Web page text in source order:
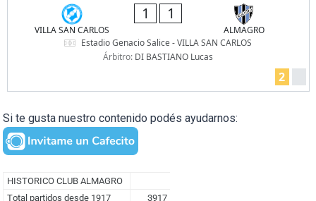
VILLA SAN CARLOS
1 1
ALMAGRO
Estadio Genacio Salice - VILLA SAN CARLOS
Árbitro: DI BASTIANO Lucas
2
Si te gusta nuestro contenido podés ayudarnos: